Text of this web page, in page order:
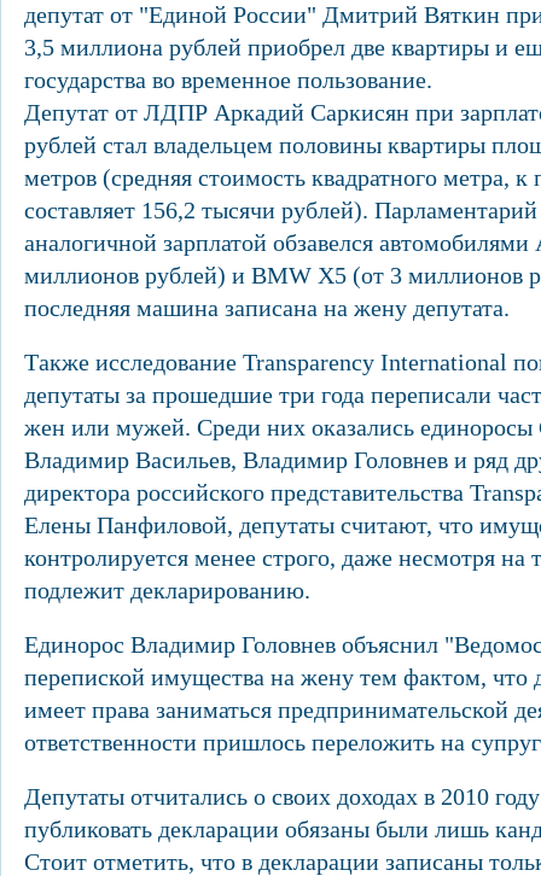
депутат от "Единой России" Дмитрий Вяткин
3,5 миллиона рублей приобрел две квартиры и
государства во временное пользование.
Депутат от ЛДПР Аркадий Саркисян при
рублей стал владельцем половины квартиры
метров (средняя стоимость квадратного метра,
составляет 156,2 тысячи рублей).
аналогичной зарплатой обзавелся
миллионов рублей) и BMW X5 (от 3 миллионов
последняя машина записана на жену депутата.
Также исследование Transparency International
депутаты за прошедшие три года переписали
жен или мужей. Среди них оказались единоросы
Владимир Васильев, Владимир Головнев и ряд
директора российского представительства
Елены Панфиловой, депутаты считают, что
контролируется менее строго, даже несмотря на
подлежит декларированию.
Единорос Владимир Головнев объяснил
перепиской имущества на жену тем фактом, что
имеет права заниматься предпринимательской
ответственности пришлось переложить на
Депутаты отчитались о своих доходах в 2010
публиковать декларации обязаны были лишь
Стоит отметить, что в декларации записаны